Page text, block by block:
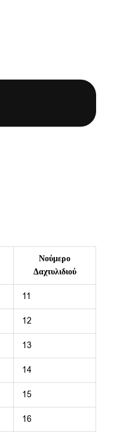
Νούμερο
Δαχτυλιδιού
11
12
13
14
15
16